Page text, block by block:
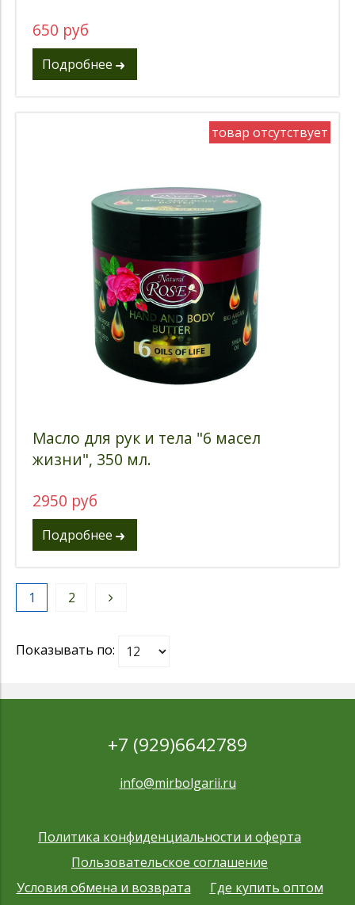
650 руб
Подробнее
товар отсутствует
Масло для рук и тела "6 масел
жизни", 350 мл.
2950 руб
Подробнее
1 2
Показывать по:
+7 (929)6642789
info@mirbolgarii.ru
Политика конфиденциальности и оферта
Пользовательское соглашение
Условия обмена и возврата
Где купить оптом